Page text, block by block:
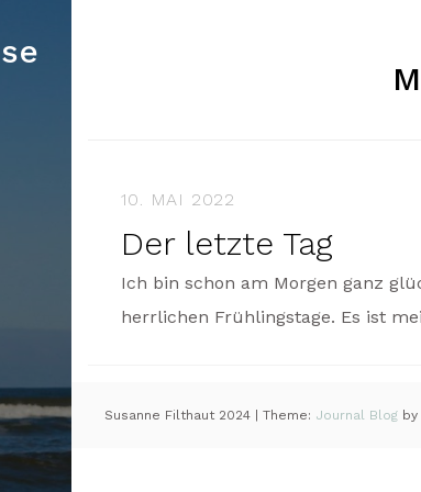
10. MAI 2022
Der letzte Tag
Ich bin schon am Morgen ganz
herrlichen Frühlingstage. Es ist
Susanne Filthaut 2024 |Theme: Journal Blog